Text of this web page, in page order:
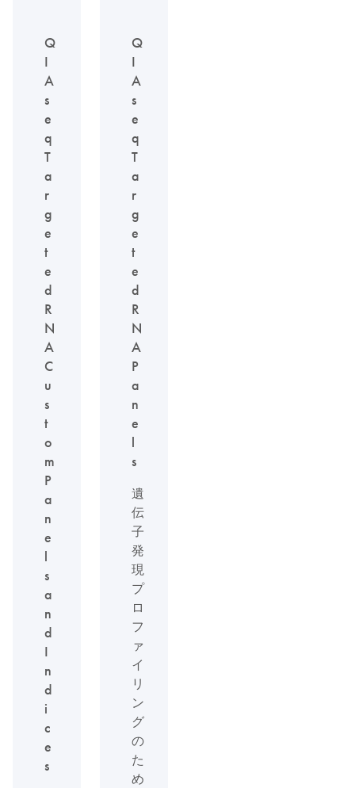
Q
I
A
s
e
q
T
a
r
g
e
t
e
d
R
N
A
C
u
s
t
o
m
P
a
n
e
l
s
a
n
d
I
n
d
i
c
e
s
Q
I
A
s
e
q
T
a
r
g
e
t
e
d
R
N
A
P
a
n
e
l
s
遺
伝
子
発
現
プ
ロ
フ
ァ
イ
リ
ン
グ
の
た
め